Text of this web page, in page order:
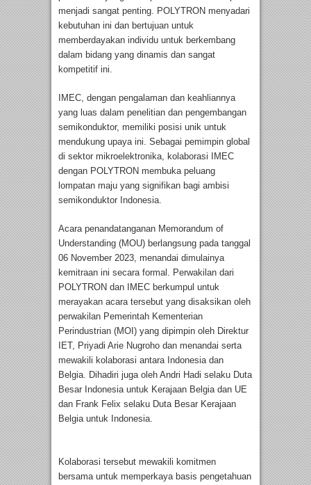
menjadi sangat penting. POLYTRON menyadari
kebutuhan ini dan bertujuan untuk
memberdayakan individu untuk berkembang
dalam bidang yang dinamis dan sangat
kompetitif ini.
IMEC, dengan pengalaman dan keahliannya
yang luas dalam penelitian dan pengembangan
semikonduktor, memiliki posisi unik untuk
mendukung upaya ini. Sebagai pemimpin global
di sektor mikroelektronika, kolaborasi IMEC
dengan POLYTRON membuka peluang
lompatan maju yang signifikan bagi ambisi
semikonduktor Indonesia.
Acara penandatanganan Memorandum of
Understanding (MOU) berlangsung pada tanggal
06 November 2023, menandai dimulainya
kemitraan ini secara formal. Perwakilan dari
POLYTRON dan IMEC berkumpul untuk
merayakan acara tersebut yang disaksikan oleh
perwakilan Pemerintah Kementerian
Perindustrian (MOI) yang dipimpin oleh Direktur
IET, Priyadi Arie Nugroho dan menandai serta
mewakili kolaborasi antara Indonesia dan
Belgia. Dihadiri juga oleh Andri Hadi selaku Duta
Besar Indonesia untuk Kerajaan Belgia dan UE
dan Frank Felix selaku Duta Besar Kerajaan
Belgia untuk Indonesia.
Kolaborasi tersebut mewakili komitmen
bersama untuk memperkaya basis pengetahuan